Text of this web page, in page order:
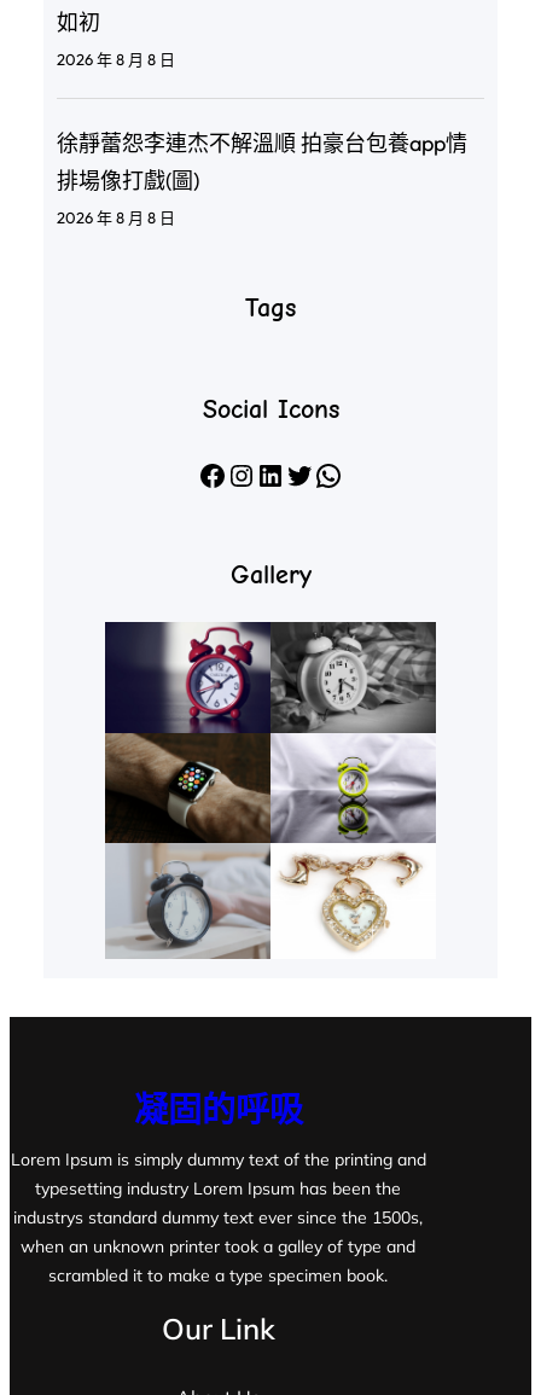
如初
2026 年 8 月 8 日
徐靜蕾怨李連杰不解溫順 拍豪台包養app情
排場像打戲(圖)
2026 年 8 月 8 日
Tags
Social Icons
Facebook Instagram LinkedIn X WhatsApp
Gallery
凝固的呼吸
Lorem Ipsum is simply dummy text of the printing and
typesetting industry Lorem Ipsum has been the
industrys standard dummy text ever since the 1500s,
when an unknown printer took a galley of type and
scrambled it to make a type specimen book.
Our Link